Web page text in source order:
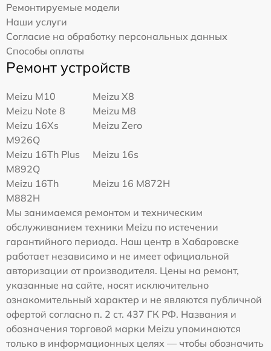
Ремонтируемые модели
Наши услуги
Согласие на обработку персональных данных
Способы оплаты
Ремонт устройств
Meizu M10
Meizu X8
Meizu Note 8
Meizu M8
Meizu 16Xs
M926Q
Meizu Zero
Meizu 16Th Plus
M892Q
Meizu 16s
Meizu 16Th
M882H
Meizu 16 M872H
Мы занимаемся ремонтом и техническим
обслуживанием техники Meizu по истечении
гарантийного периода. Наш центр в Хабаровске
работает независимо и не имеет официальной
авторизации от производителя. Цены на ремонт,
указанные на сайте, носят исключительно
ознакомительный характер и не являются публичной
офертой согласно п. 2 ст. 437 ГК РФ. Названия и
обозначения торговой марки Meizu упоминаются
только в информационных целях — чтобы обозначить